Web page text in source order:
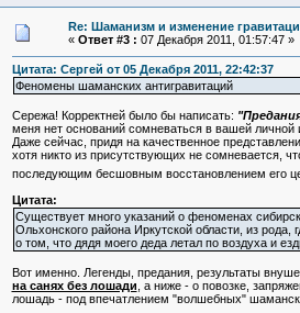
Re: Шаманизм и изменение
« Ответ #3 : 07 Декабря 2011, 01:57:47 »
Цитата: Сергей от 05 Декабря 2011, 22:42:37
Феномены шаманских антигравитаций
Сережа! Корректней было бы написать:
меня нет оснований сомневаться в вашей личной
Даже сейчас, придя на качественное
хотя никто из присутствующих не сомневается,
последующим бесшовным восстановлением его
Цитата:
Существует много указаний о феноменах
Ольхонского района Иркутской области, из
о том, что дядя моего деда летал по воздуха и
Вот именно. Легенды, предания, результаты
на санях без лошади , а ниже - о повозке,
лошадь - под впечатлением "волшебных"